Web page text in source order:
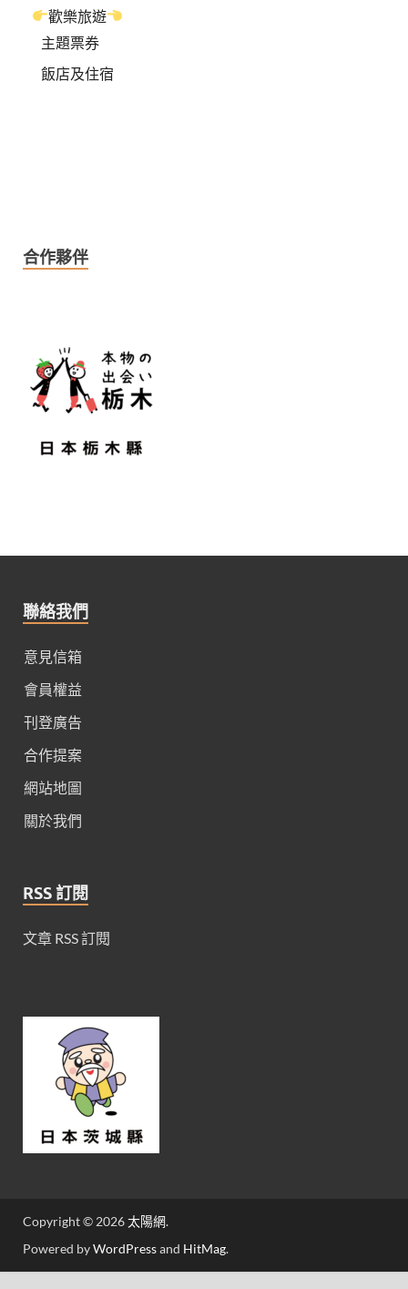
歡樂旅遊
主題票券
飯店及住宿
合作夥伴
聯絡我們
意見信箱
會員權益
刊登廣告
合作提案
網站地圖
關於我們
RSS 訂閱
文章 RSS 訂閱
Copyright © 2026太陽網.
Powered byWordPressand HitMag.